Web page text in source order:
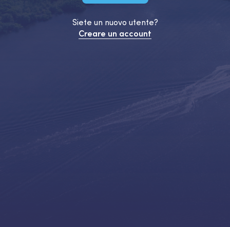
Siete un nuovo utente?
Creare un account